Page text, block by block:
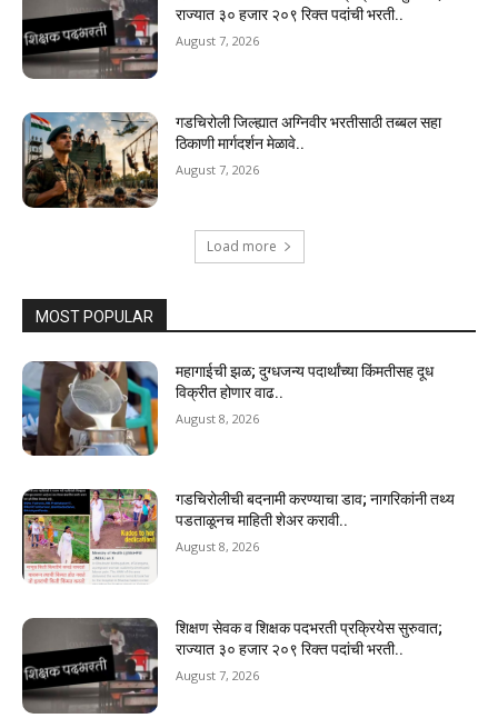
राज्यात ३० हजार २०९ रिक्त पदांची भरती..
August 7, 2026
गडचिरोली जिल्ह्यात अग्निवीर भरतीसाठी तब्बल सहा
ठिकाणी मार्गदर्शन मेळावे..
August 7, 2026
Load more
MOST POPULAR
महागाईची झळ; दुग्धजन्य पदार्थांच्या किंमतीसह दूध
विक्रीत होणार वाढ..
August 8, 2026
गडचिरोलीची बदनामी करण्याचा डाव; नागरिकांनी तथ्य
पडताळूनच माहिती शेअर करावी..
August 8, 2026
शिक्षण सेवक व शिक्षक पदभरती प्रक्रियेस सुरुवात;
राज्यात ३० हजार २०९ रिक्त पदांची भरती..
August 7, 2026